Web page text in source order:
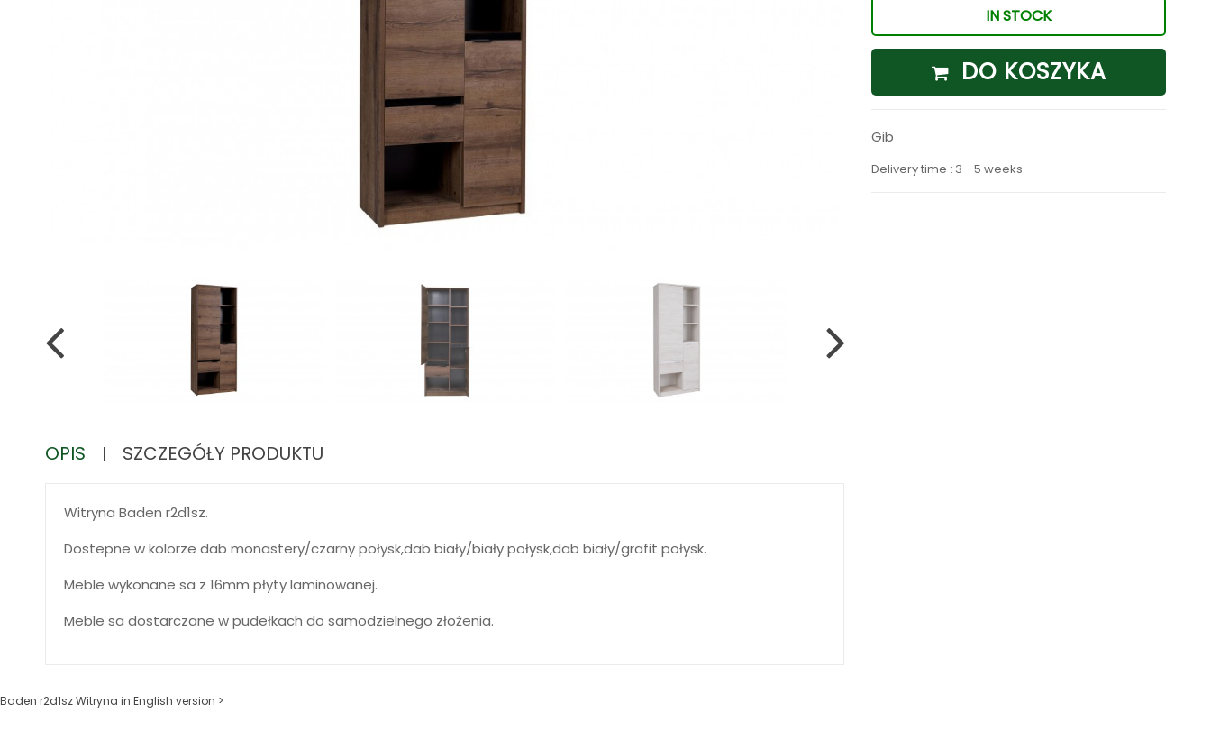
OPIS SZCZEGÓŁY PRODUKTU
Witryna Baden r2d1sz.
Dostepne w kolorze dab monastery/czarny połysk,dab biały/biały połysk,dab biały/grafit połysk.
Meble wykonane sa z 16mm płyty laminowanej.
Meble sa dostarczane w pudełkach do samodzielnego złożenia.
IN STOCK
DO KOSZYKA
Gib
Delivery time : 3 - 5 weeks
Baden r2d1sz Witryna in English version >